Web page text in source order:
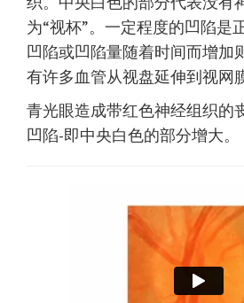
为“视杯”。一定程度的凹陷是
凹陷或凹陷量随着时间而增加
有许多血管从视盘延伸到视网
青光眼造成带红色神经组织的
凹陷-即中央白色的部分增大。